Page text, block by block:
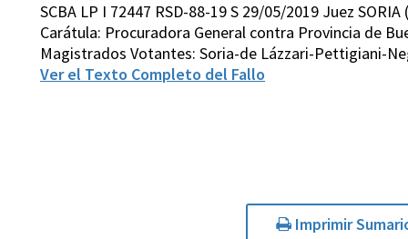
SCBA LP I 72447 RSD-88-19 S 29/05/2019 Juez SORIA
Carátula: Procuradora General contra Provincia de
Magistrados Votantes: Soria-de Lázzari-Pettigiani-
Ver el Texto Completo del Fallo
Imprimir